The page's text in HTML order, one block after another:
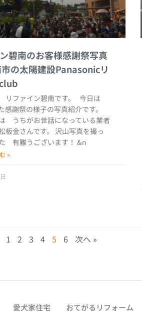
碧南のお客様感謝祭写真
リファイン碧南です。 今日は
感謝祭の様子の写真紹介です。
うちがお世話になっている業者
金さんです。 沢山写真を撮っ
有難うございます！ &n
»
1 2 3 4 5 6 次へ »
愛犬家住宅 おてがるリフォーム